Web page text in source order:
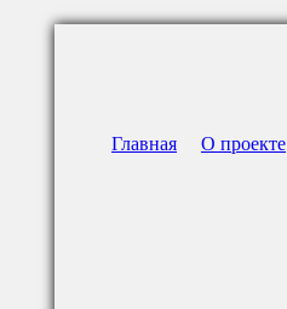
Главная О проекте